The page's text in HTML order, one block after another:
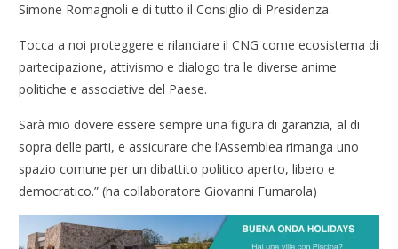
Simone Romagnoli e di tutto il Consiglio di Presidenza.
Tocca a noi proteggere e rilanciare il CNG come ecosistema di
partecipazione, attivismo e dialogo tra le diverse anime
politiche e associative del Paese.
Sarà mio dovere essere sempre una figura di garanzia, al di
sopra delle parti, e assicurare che l’Assemblea rimanga uno
spazio comune per un dibattito politico aperto, libero e
democratico.” (ha collaboratore Giovanni Fumarola)